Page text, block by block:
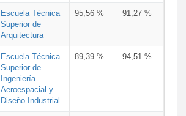
Escuela Técnica
Superior de
Arquitectura
95,56 % 91,27 %
Escuela Técnica
Superior de
Ingeniería
Aeroespacial y
Diseño Industrial
89,39 % 94,51 %